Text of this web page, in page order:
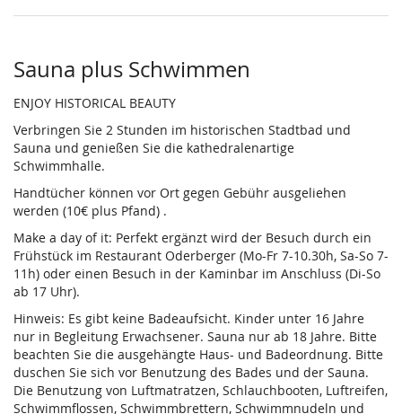
Sauna plus Schwimmen
ENJOY HISTORICAL BEAUTY
Verbringen Sie 2 Stunden im historischen Stadtbad und
Sauna und genießen Sie die kathedralenartige
Schwimmhalle.
Handtücher können vor Ort gegen Gebühr ausgeliehen
werden (10€ plus Pfand) .
Make a day of it: Perfekt ergänzt wird der Besuch durch ein
Frühstück im Restaurant Oderberger (Mo-Fr 7-10.30h, Sa-So 7-
11h) oder einen Besuch in der Kaminbar im Anschluss (Di-So
ab 17 Uhr).
Hinweis: Es gibt keine Badeaufsicht. Kinder unter 16 Jahre
nur in Begleitung Erwachsener. Sauna nur ab 18 Jahre. Bitte
beachten Sie die ausgehängte Haus- und Badeordnung. Bitte
duschen Sie sich vor Benutzung des Bades und der Sauna.
Die Benutzung von Luftmatratzen, Schlauchbooten, Luftreifen,
Schwimmflossen, Schwimmbrettern, Schwimmnudeln und